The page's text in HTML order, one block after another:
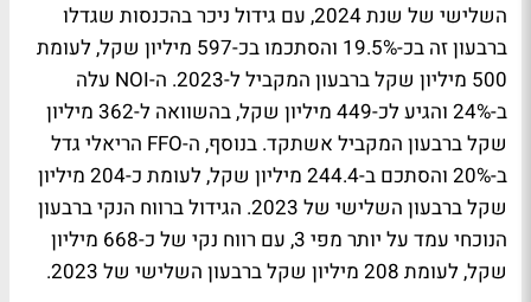
השלישי של שנת 2024, עם גידול ניכר בהכנסות שגדלו
ברבעון זה בכ-19.5% והסתכמו בכ-597 מיליון שקל, לעומת
500 מיליון שקל ברבעון המקביל ל-2023. ה-NOI עלה
ב-24% והגיע לכ-449 מיליון שקל, בהשוואה ל-362 מיליון
שקל ברבעון המקביל אשתקד. בנוסף, ה-FFO הריאלי גדל
ב-20% והסתכם ב-244.4 מיליון שקל, לעומת כ-204 מיליון
שקל ברבעון השלישי של 2023. הגידול ברווח הנקי ברבעון
הנוכחי עמד על יותר מפי 3, עם רווח נקי של כ-668 מיליון
שקל, לעומת 208 מיליון שקל ברבעון השלישי של 2023.